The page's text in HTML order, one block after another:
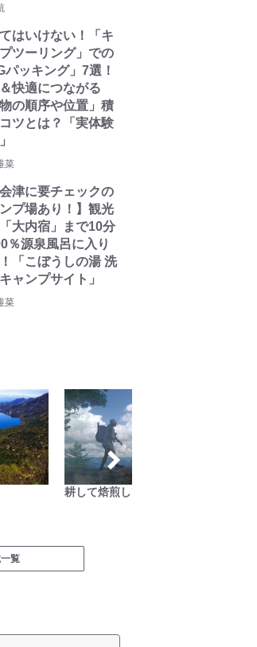
はいけない！「キ
ツーリング」での
パッキング」7選！
快適につながる
物の順序や位置」積
ツとは？「実体験
菜
会津に要チェックの
プ場あり！】観光
大内宿」まで10分
％源泉風呂に入り
「こぼうしの湯 洗
ャンプサイト」
菜
耕して焙煎して走る男
覧